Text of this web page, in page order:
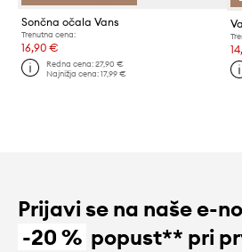
Sončna očala Vans
Trenutna cena:
16,90 €
Redna cena:27,90 €
Najnižja cena:17,99 €
Prijavi se na naše e-
-20 % popust** pri